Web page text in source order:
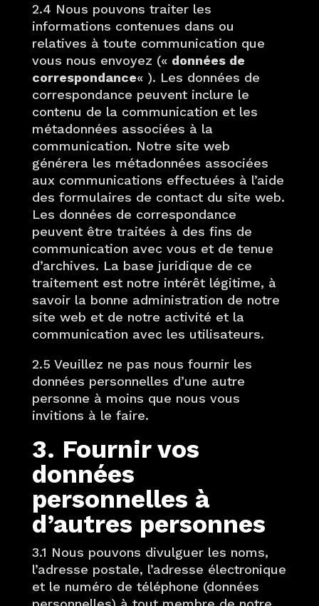
2.4 Nous pouvons traiter les
informations contenues dans ou
relatives à toute communication que
vous nous envoyez (« données de
correspondance« ). Les données de
correspondance peuvent inclure le
contenu de la communication et les
métadonnées associées à la
communication. Notre site web
générera les métadonnées associées
aux communications effectuées à l’aide
des formulaires de contact du site web.
Les données de correspondance
peuvent être traitées à des fins de
communication avec vous et de tenue
d’archives. La base juridique de ce
traitement est notre intérêt légitime, à
savoir la bonne administration de notre
site web et de notre activité et la
communication avec les utilisateurs.
2.5 Veuillez ne pas nous fournir les
données personnelles d’une autre
personne à moins que nous vous
invitions à le faire.
3. Fournir vos
données
personnelles à
d’autres personnes
3.1 Nous pouvons divulguer les noms,
l’adresse postale, l’adresse électronique
et le numéro de téléphone (données